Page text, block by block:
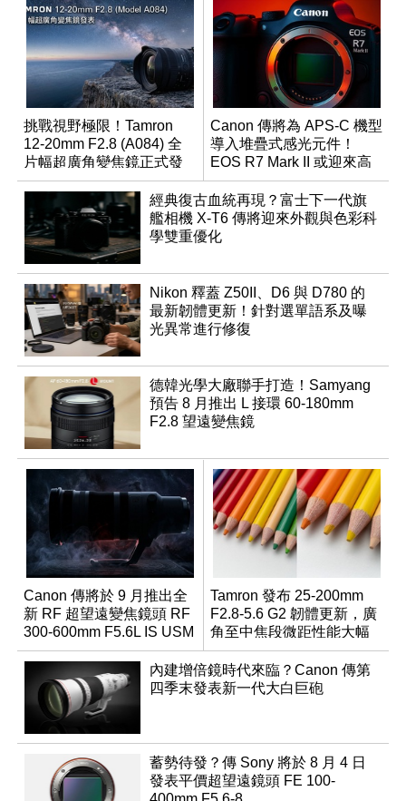
挑戰視野極限！Tamron
12-20mm F2.8 (A084) 全
片幅超廣角變焦鏡正式發
表
Canon 傳將為 APS-C 機型
導入堆疊式感光元件！
EOS R7 Mark II 或迎來高
速讀出升級
經典復古血統再現？富士下一代旗
艦相機 X-T6 傳將迎來外觀與色彩科
學雙重優化
Nikon 釋蓋 Z50II、D6 與 D780 的
最新韌體更新！針對選單語系及曝
光異常進行修復
德韓光學大廠聯手打造！Samyang
預告 8 月推出 L 接環 60-180mm
F2.8 望遠變焦鏡
Canon 傳將於 9 月推出全
新 RF 超望遠變焦鏡頭 RF
300-600mm F5.6L IS USM
Tamron 發布 25-200mm
F2.8-5.6 G2 韌體更新，廣
角至中焦段微距性能大幅
升級
內建增倍鏡時代來臨？Canon 傳第
四季末發表新一代大白巨砲
蓄勢待發？傳 Sony 將於 8 月 4 日
發表平價超望遠鏡頭 FE 100-